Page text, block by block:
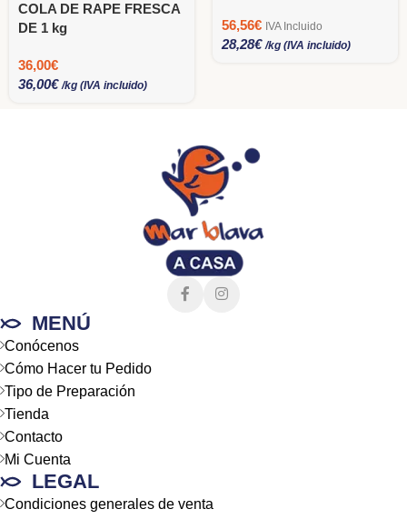
COLA DE RAPE FRESCA
DE 1 kg
36,00€
36,00€ /kg (IVA incluido)
56,56€ IVA Incluido
28,28€ /kg (IVA incluido)
MENÚ
Conócenos
Cómo Hacer tu Pedido
Tipo de Preparación
Tienda
Contacto
Mi Cuenta
LEGAL
Condiciones generales de venta